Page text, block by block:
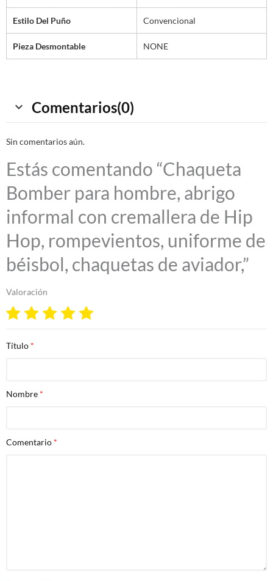
Estilo Del Puño Convencional
Pieza Desmontable NONE
Comentarios(0)
Sin comentarios aún.
Estás comentando “Chaqueta
Bomber para hombre, abrigo
informal con cremallera de Hip
Hop, rompevientos, uniforme de
béisbol, chaquetas de aviador,”
Valoración
Título
Nombre
Comentario